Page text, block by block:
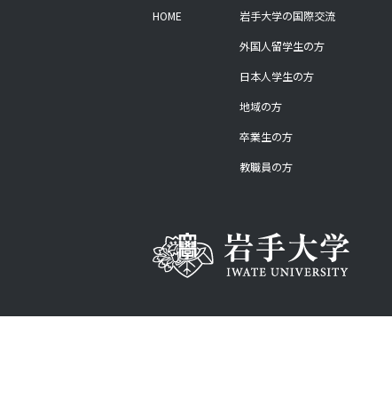
HOME
岩手大学の国際交流
外国人留学生の方
日本人学生の方
地域の方
卒業生の方
教職員の方